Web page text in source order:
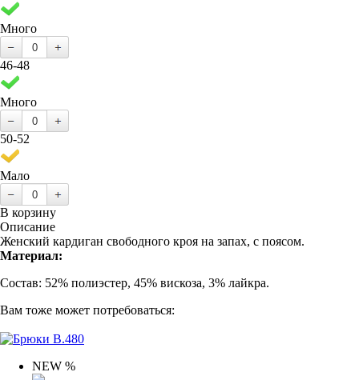
Много
46-48
Много
50-52
Мало
В корзину
Описание
Женский кардиган свободного кроя на запах, с поясом.
Материал:
Состав: 52% полиэстер, 45% вискоза, 3% лайкра.
Вам тоже может потребоваться:
NEW %